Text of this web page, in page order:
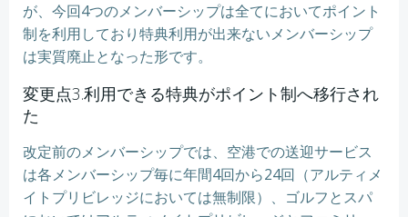
が、今回4つのメンバーシップは全てにおいてポイント
制を利用しており特典利用が出来ないメンバーシップ
は実質廃止となった形です。
変更点3.利用できる特典がポイント制へ移行され
た
改定前のメンバーシップでは、空港での送迎サービス
は各メンバーシップ毎に年間4回から24回（アルティメ
イトプリビレッジにおいては無制限）、ゴルフとスパ